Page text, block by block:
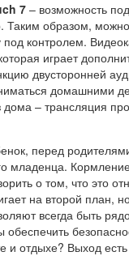
7 – возможность
образом,
контролем.
играет
двусторонней
домашними
– трансляция
перед
младенца.
о том, что это
на второй план,
всегда быть
и отдыхе? Выход